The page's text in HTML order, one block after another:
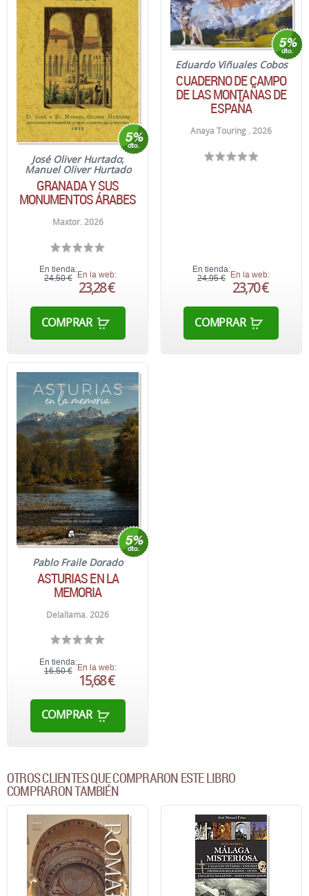
José Oliver Hurtado;
Manuel Oliver Hurtado
GRANADA Y SUS
MONUMENTOS ÁRABES
Maxtor. 2026
En tienda:
24,50 € En la web:
23,28 €
COMPRAR
Eduardo Viñuales Cobos
CUADERNO DE CAMPO
DE LAS MONTAÑAS DE
ESPAÑA
Anaya Touring . 2026
En tienda:
24,95 €
En la web:
23,70 €
COMPRAR
Pablo Fraile Dorado
ASTURIAS EN LA
MEMORIA
Delallama. 2026
En tienda:
16,50 € En la web:
15,68 €
COMPRAR
OTROS CLIENTES QUE COMPRARON ESTE LIBRO
COMPRARON TAMBIÉN